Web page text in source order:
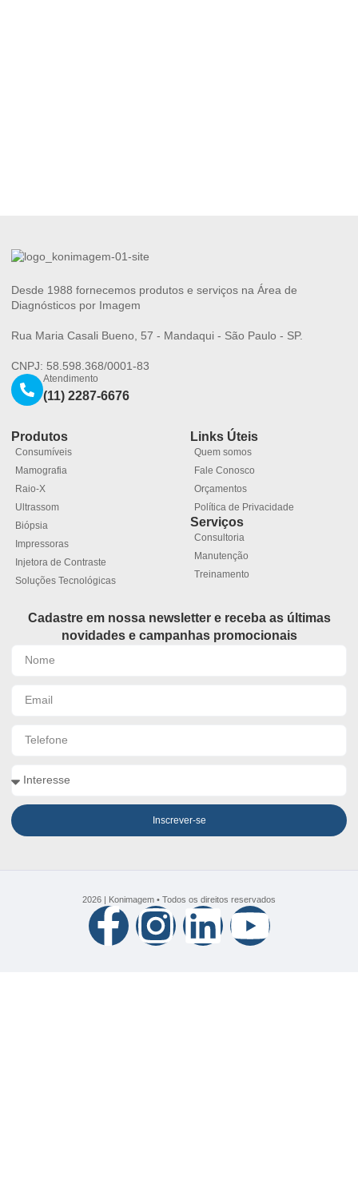
Desde 1988 fornecemos produtos e serviços na Área de
Diagnósticos por Imagem
Rua Maria Casali Bueno, 57 - Mandaqui - São Paulo - SP.
CNPJ: 58.598.368/0001-83
Atendimento
(11) 2287-6676
Produtos
Consumíveis
Mamografia
Raio-X
Ultrassom
Biópsia
Impressoras
Injetora de Contraste
Soluções Tecnológicas
Links Úteis
Quem somos
Fale Conosco
Orçamentos
Política de Privacidade
Serviços
Consultoria
Manutenção
Treinamento
Cadastre em nossa newsletter e receba as últimas
novidades e campanhas promocionais
Inscrever-se
2026 | Konimagem • Todos os direitos reservados